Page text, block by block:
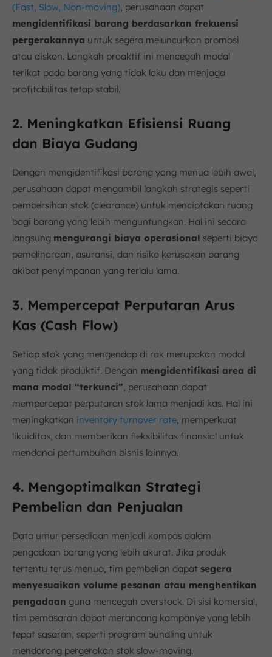
(Fast, Slow, Non-moving) , perusahaan dapat
mengidentifikasi barang berdasarkan frekuensi
pergerakannya untuk segera meluncurkan promosi
atau diskon. Langkah proaktif ini mencegah modal
terikat pada barang yang tidak laku dan menjaga
profitabilitas tetap stabil.
2. Meningkatkan Efisiensi Ruang
dan Biaya Gudang
Dengan mengidentifikasi barang yang menua lebih awal,
perusahaan dapat mengambil langkah strategis seperti
pembersihan stok (clearance) untuk menciptakan ruang
bagi barang yang lebih menguntungkan. Hal ini secara
langsung mengurangi biaya operasional seperti biaya
pemeliharaan, asuransi, dan risiko kerusakan barang
akibat penyimpanan yang terlalu lama.
3. Mempercepat Perputaran Arus
Kas (Cash Flow)
Setiap stok yang mengendap di rak merupakan modal
yang tidak produktif. Dengan mengidentifikasi area di
mana modal “terkunci” , perusahaan dapat
mempercepat perputaran stok lama menjadi kas. Hal ini
meningkatkan inventory turnover rate , memperkuat
likuiditas, dan memberikan fleksibilitas finansial untuk
mendanai pertumbuhan bisnis lainnya.
4. Mengoptimalkan Strategi
Pembelian dan Penjualan
Data umur persediaan menjadi kompas dalam
pengadaan barang yang lebih akurat. Jika produk
tertentu terus menua, tim pembelian dapat segera
menyesuaikan volume pesanan atau menghentikan
pengadaan guna mencegah overstock. Di sisi komersial,
tim pemasaran dapat merancang kampanye yang lebih
tepat sasaran, seperti program bundling untuk
mendorong pergerakan stok slow-moving.